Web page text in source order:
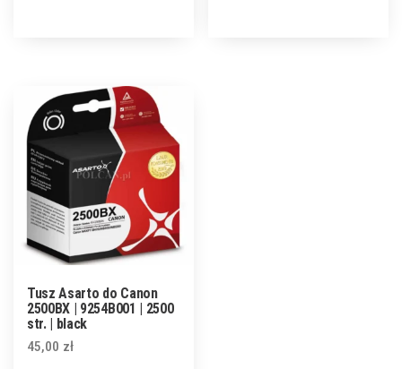
Tusz Asarto do Canon
2500BX | 9254B001 | 2500
str. | black
45,00 zł